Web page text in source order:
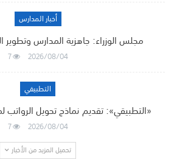
أخبار المدارس
مجلس الوزراء: جاهزية المدارس وتطوير
2026/08/04
7
التطبيقي
«التطبيقي»: تقديم نماذج تحويل
2026/08/04
7
تحميل المزيد من الأخبار